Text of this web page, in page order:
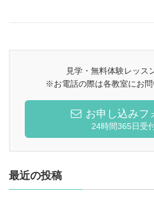
見学・無料体験レッス
※お電話の際は各教室にお
お申し込みフ
24時間365日受
最近の投稿